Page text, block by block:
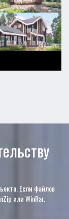
Если файлов
или WinRar.